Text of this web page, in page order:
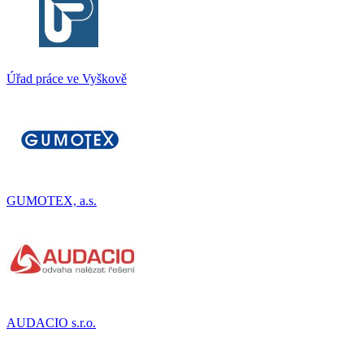
Úřad práce ve Vyškově
GUMOTEX, a.s.
AUDACIO s.r.o.